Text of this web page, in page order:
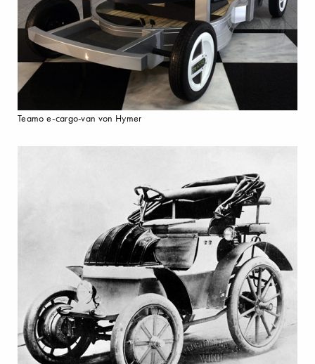
Teamo e-cargo-van von Hymer